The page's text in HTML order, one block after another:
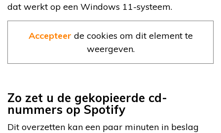
dat werkt op een Windows 11-systeem.
Accepteer de cookies om dit element te
weergeven.
Zo zet u de gekopieerde cd-
nummers op Spotify
Dit overzetten kan een paar minuten in beslag